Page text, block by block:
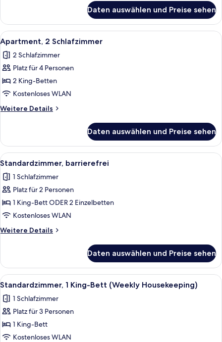
Zimmer,
2 Schlafzimmer,
Verbindungszimmer
Daten auswählen und Preise sehen
Alle
Fotos
für
Apartment,
2 Schlafzimmer
anzeigen
Ein Hotelzimmer mit Bett,
10
Apartment, 2 Schlafzimmer
2 Schlafzimmer
Platz für 4 Personen
2 King-Betten
Kostenloses WLAN
Weitere Details
Weitere
2 Schlafzimmer
Daten auswählen und Preise sehen
Alle
Fotos
für
Standardzimmer,
barrierefrei
anzeigen
Zimmersafe, Schreibtisch,
9
Standardzimmer, barrierefrei
1 Schlafzimmer
Platz für 2 Personen
1 King-Bett ODER 2 Einzelbetten
Kostenloses WLAN
Weitere Details
Weitere
barrierefrei
Daten auswählen und Preise sehen
Alle
Fotos
für
Standardzimmer,
1 King-
Bett
Ein Hotelzimmer mit Bett,
6
Standardzimmer, 1 King-Bett (Weekly Housekeeping)
1 Schlafzimmer
Platz für 3 Personen
1 King-Bett
Kostenloses WLAN